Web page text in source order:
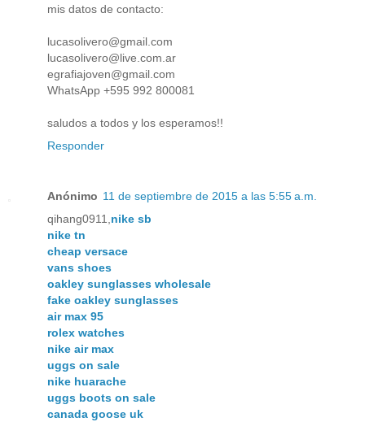
mis datos de contacto:
lucasolivero@gmail.com
lucasolivero@live.com.ar
egrafiajoven@gmail.com
WhatsApp +595 992 800081
saludos a todos y los esperamos!!
Responder
Anónimo 11 de septiembre de 2015 a las 5:55 a.m.
qihang0911, nike sb
nike tn
cheap versace
vans shoes
oakley sunglasses wholesale
fake oakley sunglasses
air max 95
rolex watches
nike air max
uggs on sale
nike huarache
uggs boots on sale
canada goose uk